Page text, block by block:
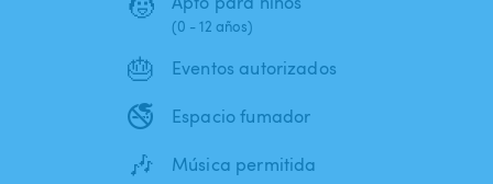
(0 - 12 años)
🎂 Eventos autorizados
🚭 Espacio fumador
🎶 Música permitida